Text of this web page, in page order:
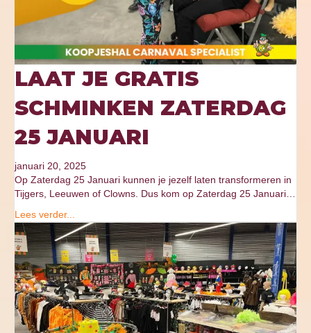
LAAT JE GRATIS
SCHMINKEN ZATERDAG
25 JANUARI
januari 20, 2025
Op Zaterdag 25 Januari kunnen je jezelf laten transformeren in
Tijgers, Leeuwen of Clowns. Dus kom op Zaterdag 25 Januari…
Lees verder...